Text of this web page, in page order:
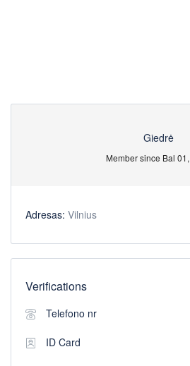
Giedrė
Member since Bal
Adresas: Vilnius
Verifications
Telefono nr
ID Card